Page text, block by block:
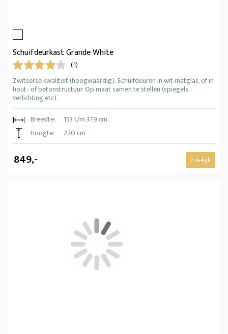
Schuifdeurkast Grande White
(1)
Zwitserse kwaliteit (hoogwaardig). Schuifdeuren in wit matglas, of in
hout- of betonstructuur. Op maat samen te stellen (spiegels,
verlichting etc).
Breedte:
153 t/m 379 cm
Hoogte:
220 cm
849,- Bekijk